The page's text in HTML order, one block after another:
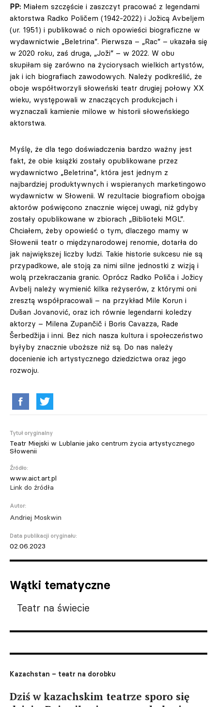
PP: Miałem szczęście i zaszczyt pracować z legendami
aktorstwa Radko Poličem (1942-2022) i Jožicą Avbeljem
(ur. 1951) i publikować o nich opowieści biograficzne w
wydawnictwie „Beletrina”. Pierwsza – „Rac” – ukazała się
w 2020 roku, zaś druga, „Joži” – w 2022. W obu
skupiłam się zarówno na życiorysach wielkich artystów,
jak i ich biografiach zawodowych. Należy podkreślić, że
oboje współtworzyli słoweński teatr drugiej połowy XX
wieku, występowali w znaczących produkcjach i
wyznaczali kamienie milowe w historii słoweńskiego
aktorstwa.
Myślę, że dla tego doświadczenia bardzo ważny jest
fakt, że obie książki zostały opublikowane przez
wydawnictwo „Beletrina”, która jest jednym z
najbardziej produktywnych i wspieranych marketingowo
wydawnictw w Słowenii. W rezultacie biografiom obojga
aktorów poświęcono znacznie więcej uwagi, niż gdyby
zostały opublikowane w zbiorach „Biblioteki MGL”.
Chciałem, żeby opowieść o tym, dlaczego mamy w
Słowenii teatr o międzynarodowej renomie, dotarła do
jak największej liczby ludzi. Takie historie sukcesu nie są
przypadkowe, ale stoją za nimi silne jednostki z wizją i
wolą przekraczania granic. Oprócz Radko Poliča i Jožicy
Avbelj należy wymienić kilka reżyserów, z którymi oni
zresztą współpracowali – na przykład Mile Korun i
Dušan Jovanović, oraz ich równie legendarni koledzy
aktorzy – Milena Zupančič i Boris Cavazza, Rade
Šerbedžija i inni. Bez nich nasza kultura i społeczeństwo
byłyby znacznie uboższe niż są. Do nas należy
docenienie ich artystycznego dziedzictwa oraz jego
rozwoju.
Tytuł oryginalny
Teatr Miejski w Lublanie jako centrum życia artystycznego
Słowenii
Źródło:
www.aict.art.pl
Link do źródła
Autor:
Andriej Moskwin
Data publikacji oryginału:
02.06.2023
Wątki tematyczne
Teatr na świecie
Kazachstan – teatr na dorobku
Dziś w kazachskim teatrze sporo się